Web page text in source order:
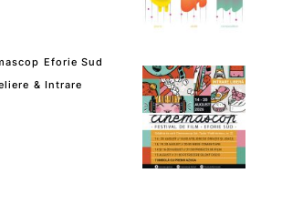
Eforie Sud
& Intrare